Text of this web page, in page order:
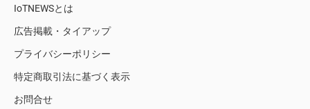
IoTNEWSとは
広告掲載・タイアップ
プライバシーポリシー
特定商取引法に基づく表示
お問合せ